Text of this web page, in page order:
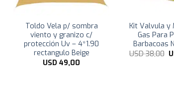
Toldo Vela p/ sombra
viento y granizo c/
protección Uv – 4*1.90
rectangulo Beige
USD 49,00
Kit Valvula y
Gas Para
Barbacoas
USD38,00 El